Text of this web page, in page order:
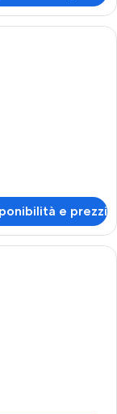
e prezzi
piani in legno con